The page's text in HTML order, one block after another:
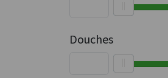
Douches